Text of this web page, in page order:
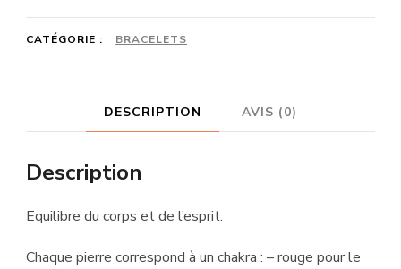
"7
chakras
protection"
CATÉGORIE : BRACELETS
DESCRIPTION AVIS (0)
Description
Equilibre du corps et de l’esprit.
Chaque pierre correspond à un chakra : – rouge pour le